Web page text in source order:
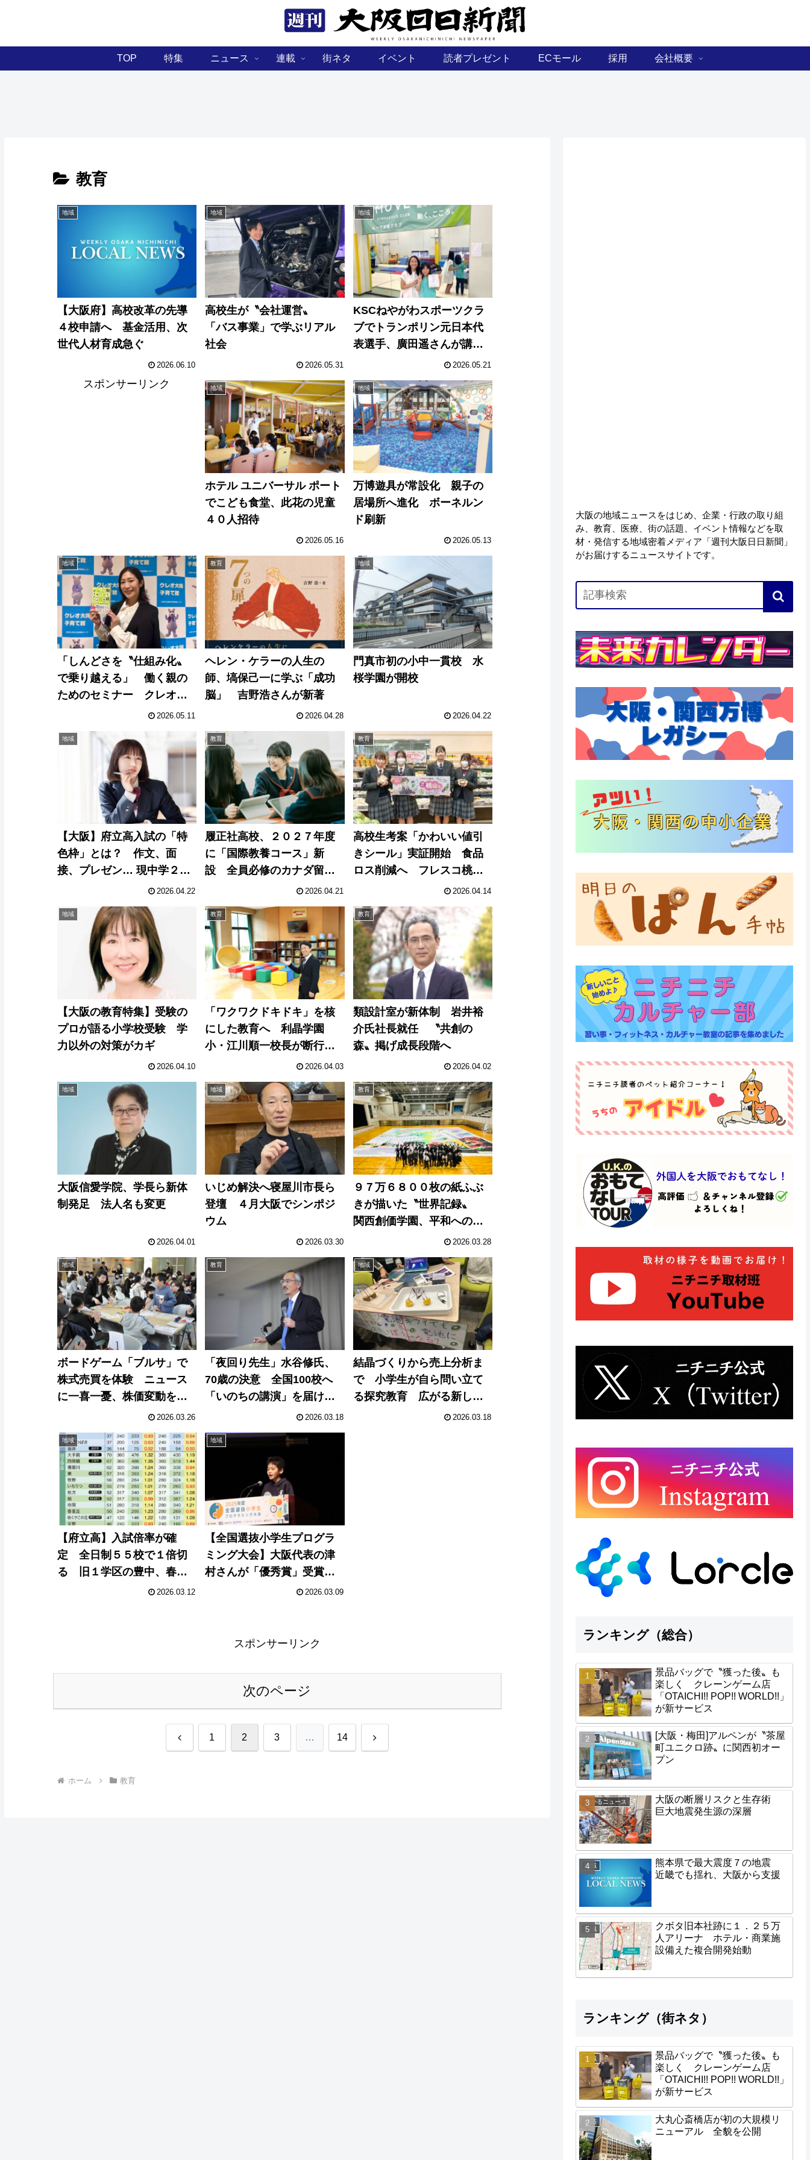
TOP 特集 ニュース 連載 街ネタ イベント 読者プレゼント ECモール 採用 会社概要
教育
地域
【大阪府】高校改革の先導
４校申請へ 基金活用、次
世代人材育成急ぐ
2026.06.10
地域
高校生が〝会社運営〟
「バス事業」で学ぶリアル
社会
2026.05.31
地域
KSCねやがわスポーツクラ
ブでトランポリン元日本代
表選手、廣田遥さんが講演
2026.05.21
スポンサーリンク 地域
ホテル ユニバーサル ポート
でこども食堂、此花の児童
４０人招待
2026.05.16
地域
万博遊具が常設化 親子の
居場所へ進化 ボーネルン
ド刷新
2026.05.13
地域
「しんどさを〝仕組み化〟
で乗り越える」 働く親の
ためのセミナー クレオ大
2026.05.11
教育
ヘレン・ケラーの人生の
師、塙保己一に学ぶ「成功
脳」 吉野浩さんが新著
2026.04.28
地域
門真市初の小中一貫校 水
桜学園が開校
2026.04.22
地域
【大阪】府立高入試の「特
色枠」とは？ 作文、面
接、プレゼン… 現中学２年
から新制度スタート 2026.04.22
教育
履正社高校、２０２７年度
に「国際教養コース」新
設 全員必修のカナダ留学
2026.04.21
教育
高校生考案「かわいい値引
きシール」実証開始 食品
ロス削減へ フレスコ桃山
2026.04.14
地域
【大阪の教育特集】受験の
プロが語る小学校受験 学
力以外の対策がカギ
2026.04.10
教育
「ワクワクドキドキ」を核
にした教育へ 利晶学園
小・江川順一校長が断行し
2026.04.03
教育
類設計室が新体制 岩井裕
介氏社長就任 〝共創の
森〟掲げ成長段階へ
2026.04.02
地域
大阪信愛学院、学長ら新体
制発足 法人名も変更
2026.04.01
地域
いじめ解決へ寝屋川市長ら
登壇 ４月大阪でシンポジ
ウム
2026.03.30
教育
９７万６８００枚の紙ふぶ
きが描いた〝世界記録〟
関西創価学園、平和へのモ
2026.03.28
地域
ボードゲーム「ブルサ」で
株式売買を体験 ニュース
に一喜一憂、株価変動を体
験 北浜・大阪取引所2026.03.26
教育
「夜回り先生」水谷修氏、
70歳の決意 全国100校へ
「いのちの講演」を届ける
2026.03.18
地域
結晶づくりから売上分析ま
で 小学生が自ら問い立て
る探究教育 広がる新しい
2026.03.18
地域
【府立高】入試倍率が確
定 全日制５５校で１倍切
る 旧１学区の豊中、春高
2026.03.12
地域
【全国選抜小学生プログラ
ミング大会】大阪代表の津
村さんが「優秀賞」受賞
「ＳＮＳトラブル」が題材
2026.03.09
スポンサーリンク
次のページ
前 1 2 3 … 14 次
ホーム 教育
大阪の地域ニュースをはじめ、企業・行政の取り組
み、教育、医療、街の話題、イベント情報などを取
材・発信する地域密着メディア「週刊大阪日日新聞」
がお届けするニュースサイトです。
ランキング（総合）
地域
景品バッグで〝獲った後〟も
楽しく クレーンゲーム店
「OTAICHI!! POP!! WORLD!!」
が新サービス
地域
[大阪・梅田]アルペンが〝茶屋
町ユニクロ跡〟に関西初オー
プン
わかるニュース
大阪の断層リスクと生存術
巨大地震発生源の深層
地域
熊本県で最大震度７の地震
近畿でも揺れ、大阪から支援
地域
クボタ旧本社跡に１．２５万
人アリーナ ホテル・商業施
設備えた複合開発始動
ランキング（街ネタ）
地域
景品バッグで〝獲った後〟も
楽しく クレーンゲーム店
「OTAICHI!! POP!! WORLD!!」
が新サービス
経済
大丸心斎橋店が初の大規模リ
ニューアル 全貌を公開